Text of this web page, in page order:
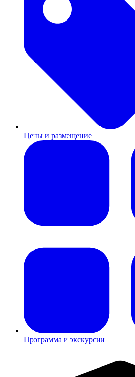
Цены и размещение
Программа и экскурсии